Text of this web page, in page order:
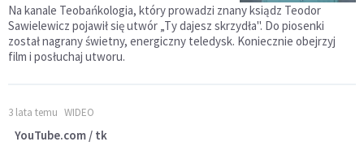
Na kanale Teobańkologia, który prowadzi znany ksiądz Teodor
Sawielewicz pojawił się utwór „Ty dajesz skrzydła". Do piosenki
został nagrany świetny, energiczny teledysk. Koniecznie obejrzyj
film i posłuchaj utworu.
3 lata temu WIDEO
YouTube.com / tk